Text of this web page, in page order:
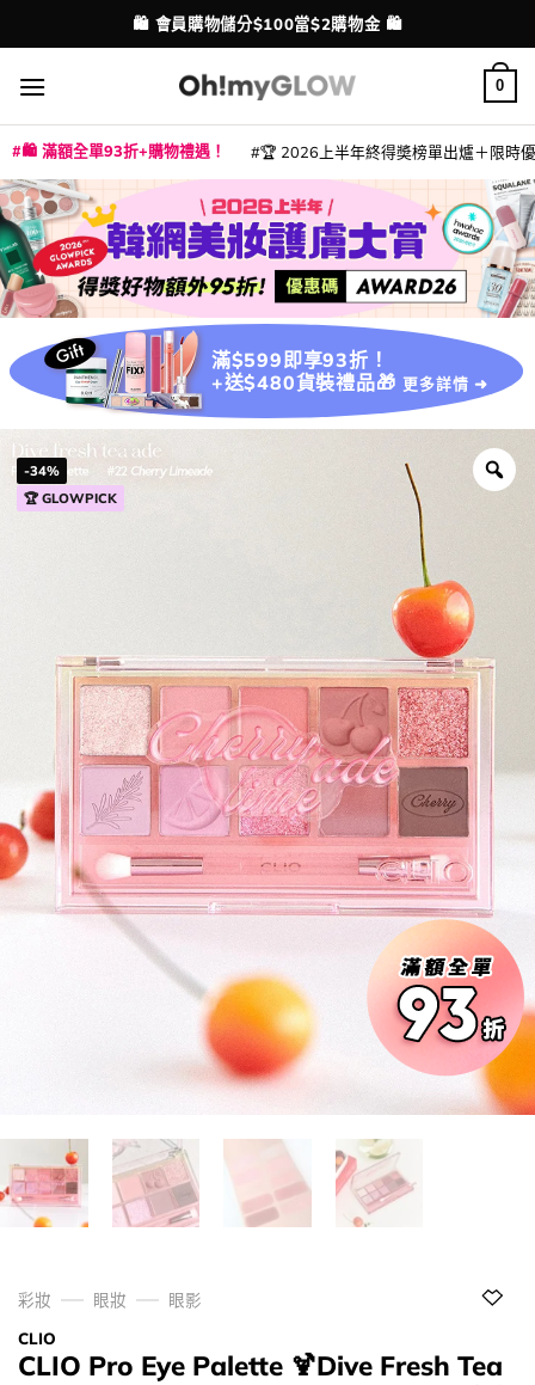
to
content
配送港澳
💳 支援消費券、FPS、八達通、PAYME、信用卡付款
0
🛍️ 滿額全單93折+購物禮遇！ 🏆 2026上半年終得奬榜單出爐＋限時
滿$599即享93折！
+送$480貨裝禮品🎁 更多詳情 ➜
-34%
🏆 GLOWPICK
彩妝 眼妝
眼影
CLIO
CLIO Pro Eye Palette 🍹Dive Fresh Tea